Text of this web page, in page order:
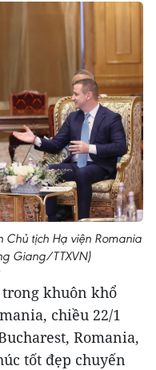
Chủ tịch Hạ viện Romania
Giang/TTXVN)
khuôn khổ
chiều 22/1
Romania,
tốt đẹp chuyến